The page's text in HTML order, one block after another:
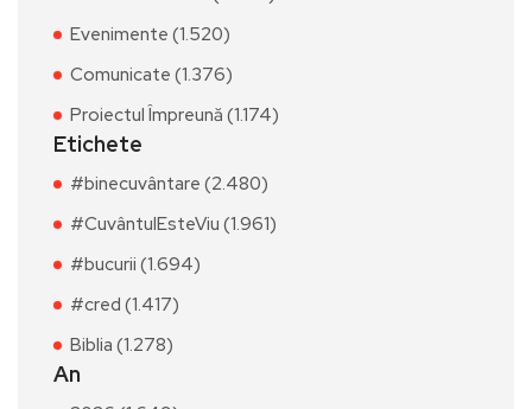
Evenimente (1.520)
Comunicate (1.376)
Proiectul Împreună (1.174)
Etichete
#binecuvântare (2.480)
#CuvântulEsteViu (1.961)
#bucurii (1.694)
#cred (1.417)
Biblia (1.278)
An